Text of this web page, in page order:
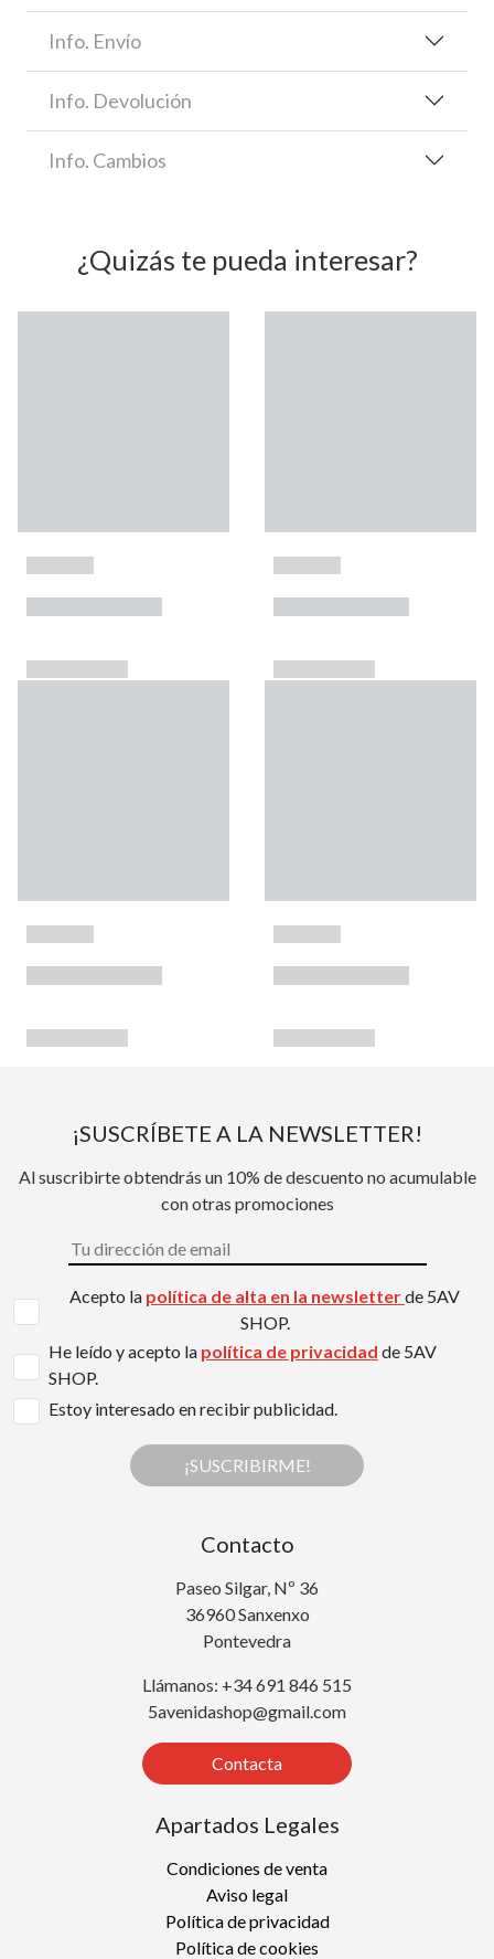
Info. Envío
Info. Devolución
Info. Cambios
¿Quizás te pueda interesar?
¡SUSCRÍBETE A LA NEWSLETTER!
Al suscribirte obtendrás un 10% de descuento no acumulable
con otras promociones
Acepto la política de alta en la newsletterde 5AV
SHOP.
He leído y acepto la política de privacidad de 5AV
SHOP.
Estoy interesado en recibir publicidad.
¡SUSCRIBIRME!
Contacto
Paseo Silgar, Nº 36
36960 Sanxenxo
Pontevedra
Llámanos: +34 691 846 515
5avenidashop@gmail.com
Contacta
Apartados Legales
Condiciones de venta
Aviso legal
Política de privacidad
Política de cookies